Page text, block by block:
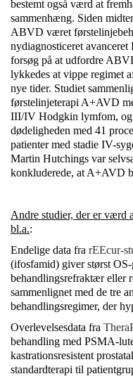
bestemt også værd at
sammenhæng. Siden
ABVD været
nydiagnosticeret
forsøg på at udfordre
lykkedes at vippe regimet
nye tider. Studiet
førstelinjeterapi A+AVD
III/IV Hodgkin lymfom, og
dødeligheden med 41
patienter med stadie IV-
Martin Hutchings var
konkluderede, at A+AVD
Andre studier, der er værd
bl.a.:
Endelige data fra rEEcur-
(ifosfamid) giver størst
behandlingsrefraktær eller
sammenlignet med de tre
behandlingsregimer, der
Overlevelsesdata fra
behandling med PSMA-
kastrationsresistent
standardterapi til